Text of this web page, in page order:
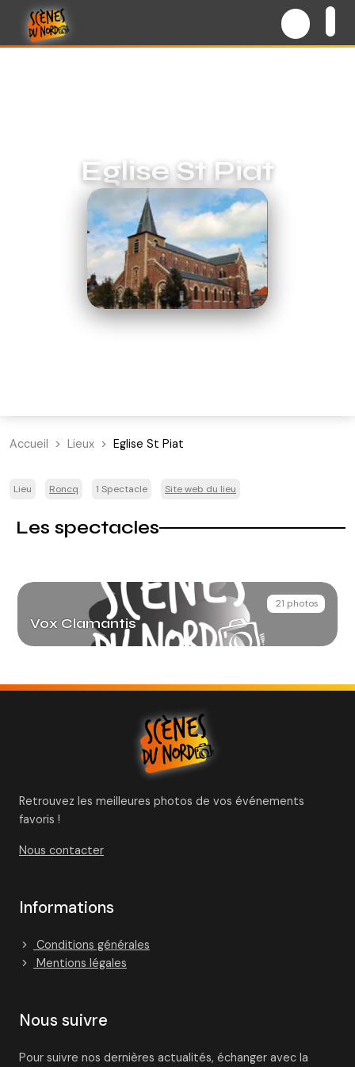
Eglise St Piat
Accueil Lieux Eglise St Piat
Lieu Roncq 1 Spectacle Site web du lieu
Les spectacles
21 photos
Vox Clamantis
Retrouvez les meilleures photos de vos événements
favoris !
Nous contacter
Informations
Conditions générales
Mentions légales
Nous suivre
Pour suivre nos dernières actualités, échanger avec la